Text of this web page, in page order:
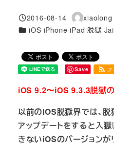
投稿日
2016-08-14
著
者
xiaolong
カテゴリー
iOS iPhone iPad 脱獄
Save フ
iOS 9.2〜iOS 9.3.3脱獄の
以前のiOS脱獄界では、
アップデートをすると入獄
きないiOSのバージョン